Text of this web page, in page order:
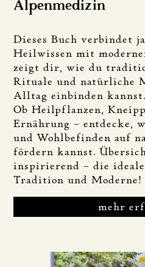
Alpenmedizin
Dieses Buch verbindet
Heilwissen mit
zeigt dir, wie du
Rituale und natürliche
Alltag einbinden kannst.
Ob Heilpflanzen,
Ernährung – entdecke,
und Wohlbefinden auf
fördern kannst.
inspirierend – die
Tradition und Moderne!
mehr